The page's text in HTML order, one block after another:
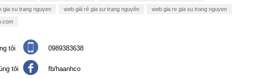
gia su trang nguyen web giá rẻ gia sư trạng nguyên web gia re gia su trang nguyen
tôi 0989383638
tôi fb/haanhco